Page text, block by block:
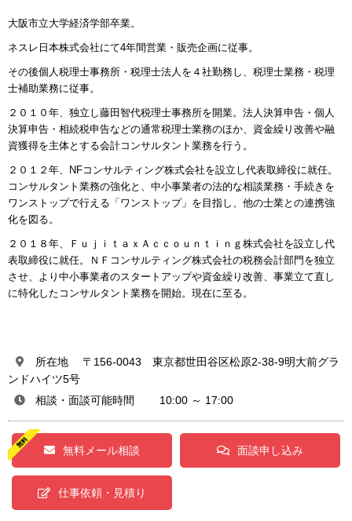
大阪市立大学経済学部卒業。
ネスレ日本株式会社にて4年間営業・販売企画に従事。
その後個人税理士事務所・税理士法人を４社勤務し、税理士業務・税理
士補助業務に従事。
２０１０年、独立し藤田智代税理士事務所を開業。法人決算申告・個人
決算申告・相続税申告などの通常税理士業務のほか、資金繰り改善や融
資獲得を主体とする会計コンサルタント業務を行う。
２０１２年、NFコンサルティング株式会社を設立し代表取締役に就任。
コンサルタント業務の強化と、中小事業者の法的な相談業務・手続きを
ワンストップで行える「ワンストップ」を目指し、他の士業との連携強
化を図る。
２０１８年、ＦｕｊｉｔａｘＡｃｃｏｕｎｔｉｎｇ株式会社を設立し代
表取締役に就任。ＮＦコンサルティング株式会社の税務会計部門を独立
させ、より中小事業者のスタートアップや資金繰り改善、事業立て直し
に特化したコンサルタント業務を開始。現在に至る。
所在地 〒156-0043 東京都世田谷区松原2-38-9明大前グラ
ンドハイツ5号
相談・面談可能時間 10:00 ～ 17:00
無料メール相談 面談申し込み
仕事依頼・見積り